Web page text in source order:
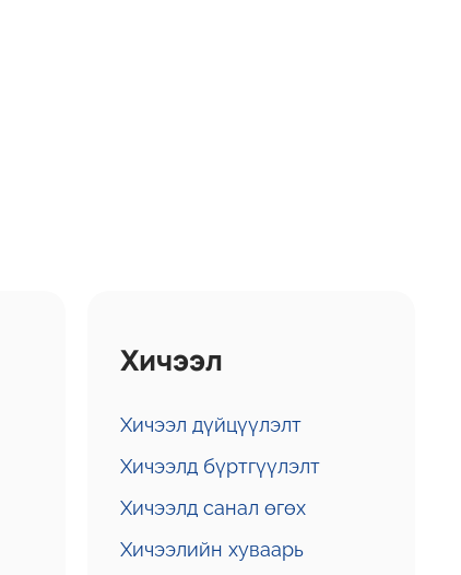
Хичээл
Хичээл дүйцүүлэлт
Хичээлд бүртгүүлэлт
Хичээлд санал өгөх
Хичээлийн хуваарь